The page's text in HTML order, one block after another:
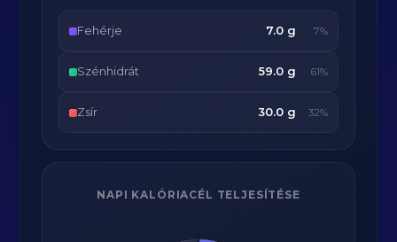
Fehérje 7.0 g 7%
Szénhidrát 59.0 g 61%
Zsír 30.0 g 32%
NAPI KALÓRIACÉL TELJESÍTÉSE